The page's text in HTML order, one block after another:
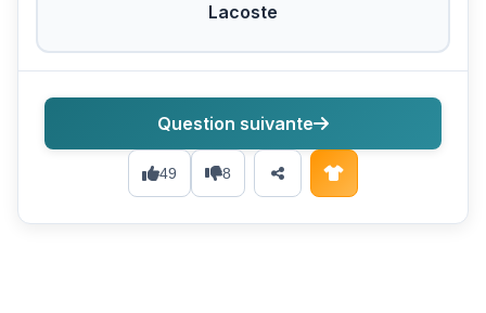
Lacoste
49 8
Question suivante